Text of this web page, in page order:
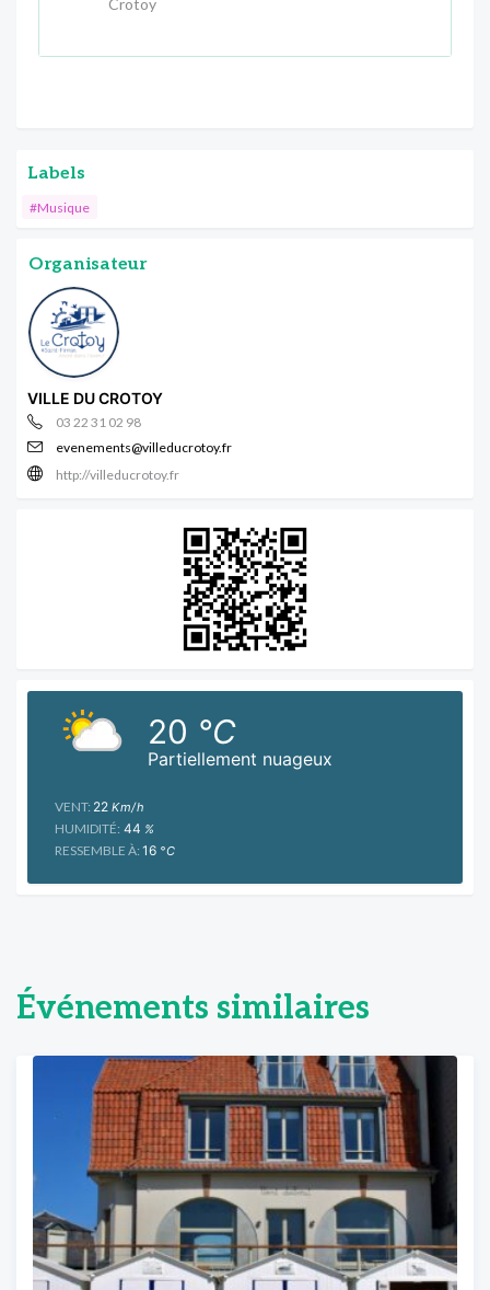
Labels
#Musique
Organisateur
VILLE DU CROTOY
03 22 31 02 98
evenements@villeducrotoy.fr
http://villeducrotoy.fr
Partiellement nuageux
20 °C
VENT: 22 Km/h
HUMIDITÉ: 44 %
RESSEMBLE À: 16 °C
Événements similaires